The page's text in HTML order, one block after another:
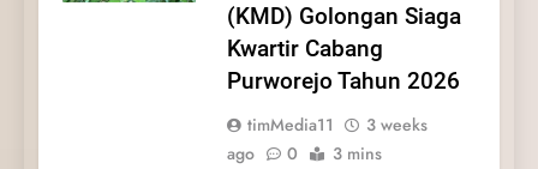
(KMD) Golongan Siaga
Kwartir Cabang
Purworejo Tahun 2026
timMedia11
3 weeks
ago
0 3 mins